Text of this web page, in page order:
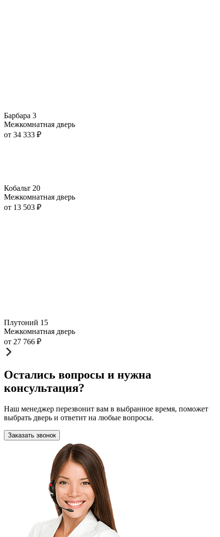
Барбара 3
Межкомнатная дверь
от 34 333 ₽
Кобальт 20
Межкомнатная дверь
от 13 503 ₽
Плутоний 15
Межкомнатная дверь
от 27 766 ₽
Остались вопросы и нужна
консультация?
Наш менеджер перезвонит вам в выбранное время, поможет
выбрать дверь и ответит на любые вопросы.
Заказать звонок